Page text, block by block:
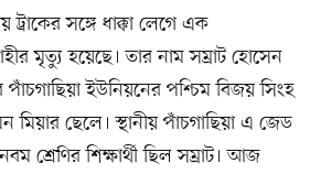
সঙ্গে ধাক্কা লেগে এক
মৃত্যু হয়েছে। তার নাম সম্রাট হোসেন
ইউনিয়নের পশ্চিম বিজয় সিংহ
ছেলে। স্থানীয় পাঁচগাছিয়া এ জেড
শ্রেণির শিক্ষার্থী ছিল সম্রাট। আজ